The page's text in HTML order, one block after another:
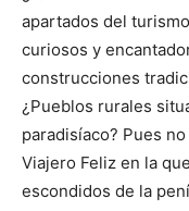
apartados del
curiosos y
construcciones
¿Pueblos rurales
paradisíaco? Pues
Viajero Feliz en la
escondidos de la